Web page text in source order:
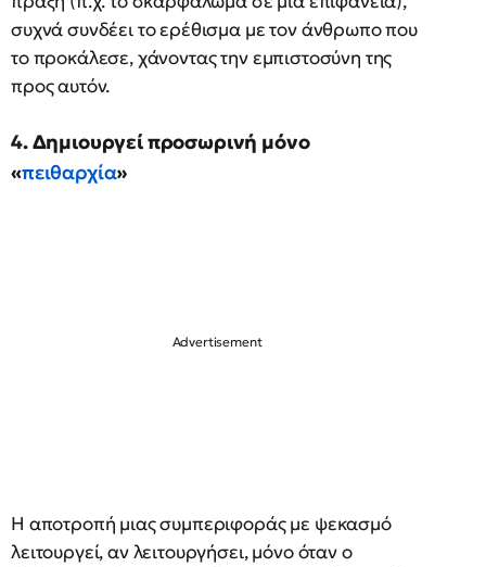
συχνά συνδέει το ερέθισμα με τον άνθρωπο που
το προκάλεσε, χάνοντας την εμπιστοσύνη της
προς αυτόν.
4. Δημιουργεί προσωρινή μόνο
«πειθαρχία»
Η αποτροπή μιας συμπεριφοράς με ψεκασμό
λειτουργεί, αν λειτουργήσει, μόνο όταν ο